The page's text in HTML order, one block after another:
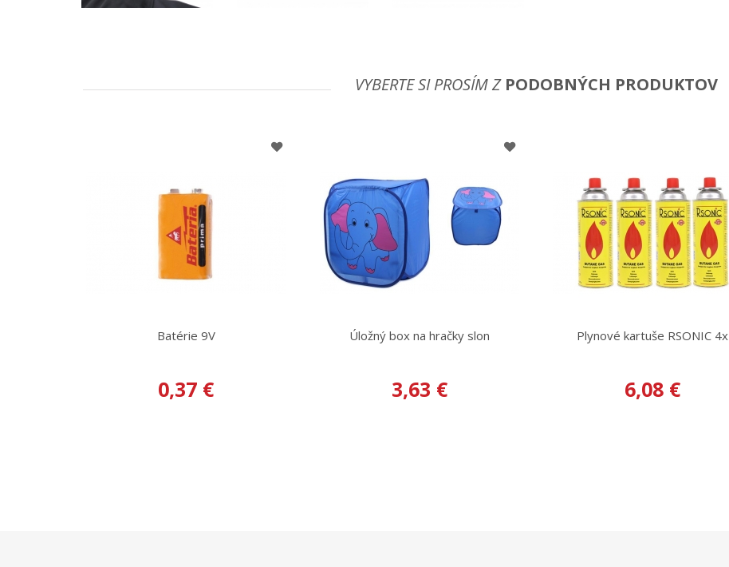
VYBERTE SI PROSÍM Z PODOBNÝCH PRODUKTOV
Batérie 9V
0,37 €
Úložný box na hračky slon
3,63 €
Plynové kartuše RSONIC 4x
6,08 €